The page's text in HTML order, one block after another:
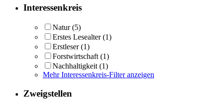
Interessenkreis
Natur (5)
Erstes Lesealter (1)
Erstleser (1)
Forstwirtschaft (1)
Nachhaltigkeit (1)
Mehr Interessenkreis-Filter anzeigen
Zweigstellen